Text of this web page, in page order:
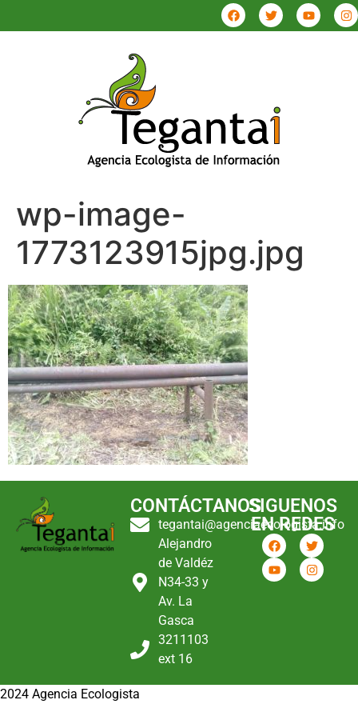
wp-image-
1773123915jpg.jpg
CONTÁCTANOS
tegantai@agenciaecologista.info
Alejandro
de Valdéz
N34-33 y
Av. La
Gasca
3211103
ext 16
SIGUENOS
EN REDES
2024 Agencia Ecologista